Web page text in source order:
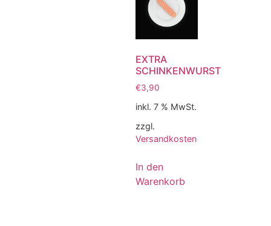
EXTRA
SCHINKENWURST
€3,90
inkl. 7 % MwSt.
zzgl.
Versandkosten
In den
Warenkorb